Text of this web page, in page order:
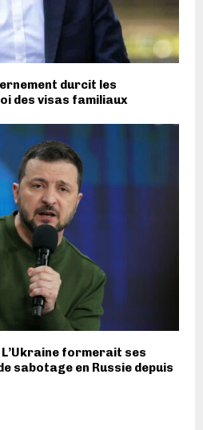
durcit les
des visas familiaux
formerait ses
sabotage en Russie depuis